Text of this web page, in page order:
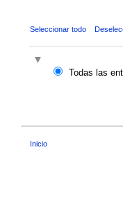
Seleccionar todo
Todas las
Inicio